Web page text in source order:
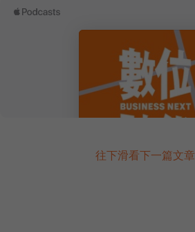
往下滑看下一篇文章